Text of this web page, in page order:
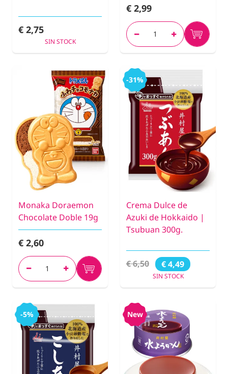
€ 2,75
SIN STOCK
€ 2,99
Monaka Doraemon
Chocolate Doble 19g
€ 2,60
-31%
Crema Dulce de
Azuki de Hokkaido |
Tsubuan 300g.
€ 6,50 € 4,49
SIN STOCK
-5% New